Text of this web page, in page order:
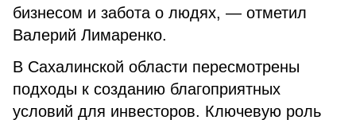
бизнесом и забота о людях, — отметил
Валерий Лимаренко.
В Сахалинской области пересмотрены
подходы к созданию благоприятных
условий для инвесторов. Ключевую роль